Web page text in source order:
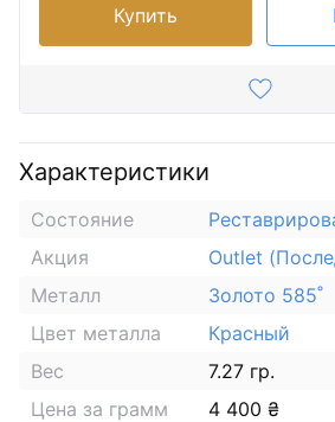
Купить
Характеристики
Состояние
Акция
Outlet
Металл
Золото 585˚
Цвет металла
Красный
Вес
7.27 гр.
Цена за грамм
4 400 ₴